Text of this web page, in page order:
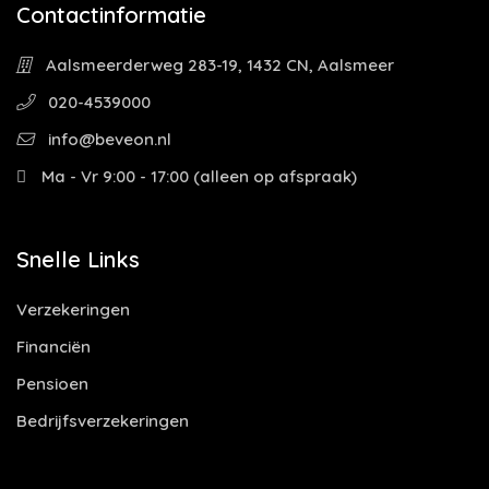
Contactinformatie
Aalsmeerderweg 283-19, 1432 CN, Aalsmeer
020-4539000
info@beveon.nl
Ma - Vr 9:00 - 17:00 (alleen op afspraak)
Snelle Links
Verzekeringen
Financiën
Pensioen
Bedrijfsverzekeringen